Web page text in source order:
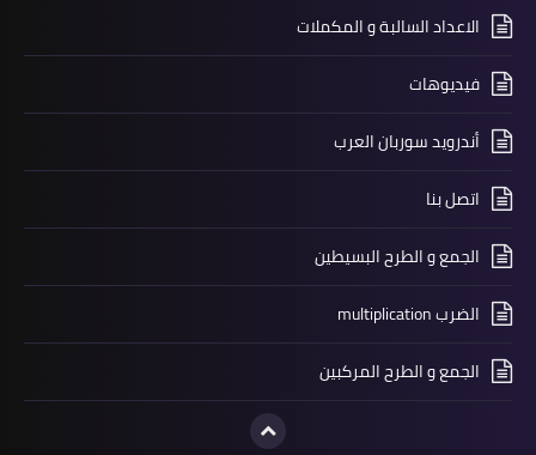
الاعداد السالبة و المكملات
فيديوهات
أندرويد سوربان العرب
اتصل بنا
الجمع و الطرح البسيطين
الضرب multiplication
الجمع و الطرح المركبين